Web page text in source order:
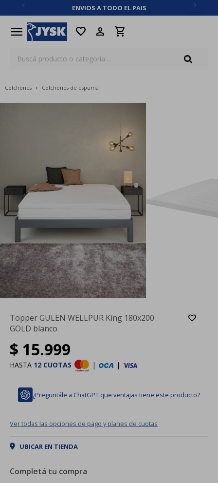
ENVIOS A TODO EL PAIS
menu favorite
Colchones Colchones de espuma
Topper GULEN WELLPUR King 180x200
GOLD blanco
$ 15.999
HASTA 12 CUOTAS | |
¿Preguntále a ChatGPT que ventajas tiene este producto?
Ver todas las opciones de pago y planes de cuotas
UBICAR EN TIENDA
Completá tu compra
close